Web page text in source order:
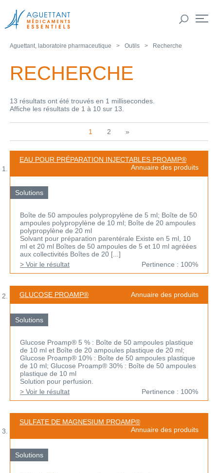
Aguettant, laboratoire pharmaceutique Outils Recherche
RECHERCHE
13 résultats ont été trouvés en 1 millisecondes.
Affiche les résultats de 1 à 10 sur 13.
1 2 »
EAU POUR PRÉPARATION INJECTABLES PROAMP®
Annuaire des produits
Solutions
Boîte de 50 ampoules polypropylène de 5 ml; Boîte de 50
ampoules polypropylène de 10 ml; Boîte de 20 ampoules
polypropylène de 20 ml
Solvant pour préparation parentérale Existe en 5 ml, 10
ml et 20 ml Boîtes de 50 ampoules de 5 et 10 ml agréées
aux collectivités Boîtes de 20 [...]
> Voir le résultat
Pertinence : 100%
GLUCOSE PROAMP® Annuaire des produits
Solutions
Glucose Proamp® 5 % : Boîte de 50 ampoules plastique
de 10 ml et Boîte de 20 ampoules plastique de 20 ml;
Glucose Proamp® 10% : Boîte de 50 ampoules plastique
de 10 ml; Glucose Proamp® 30% : Boîte de 50 ampoules
plastique de 10 ml
Solution pour perfusion.
> Voir le résultat
Pertinence : 100%
SULFATE DE MAGNESIUM PROAMP®
Annuaire des produits
Solutions